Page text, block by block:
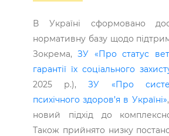
В Україні сформовано
нормативну базу щодо
Зокрема,ЗУ «Про статус
гарантії їх соціального
2025 р.),ЗУ «Про
психічного здоров’я в Україні»
новий підхід до
Також прийнято низку